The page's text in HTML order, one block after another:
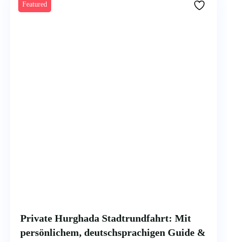
Featured
Private Hurghada Stadtrundfahrt: Mit
persönlichem, deutschsprachigen Guide &